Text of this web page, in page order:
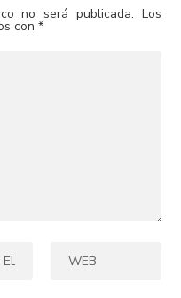
no será publicada. Los
con*